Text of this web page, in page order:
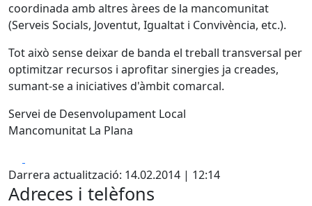
coordinada amb altres àrees de la mancomunitat
(Serveis Socials, Joventut, Igualtat i Convivència, etc.).
Tot això sense deixar de banda el treball transversal per
optimitzar recursos i aprofitar sinergies ja creades,
sumant-se a iniciatives d'àmbit comarcal.
Servei de Desenvolupament Local
Mancomunitat La Plana
Darrera actualització: 14.02.2014 | 12:14
Adreces i telèfons